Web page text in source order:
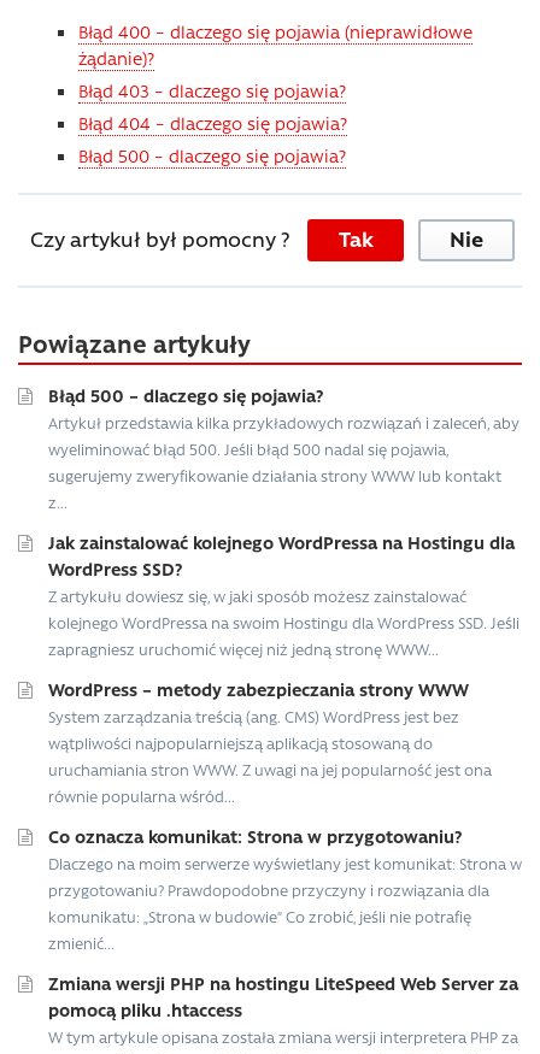
Błąd 400 – dlaczego się pojawia (nieprawidłowe
żądanie)?
Błąd 403 – dlaczego się pojawia?
Błąd 404 – dlaczego się pojawia?
Błąd 500 – dlaczego się pojawia?
Czy artykuł był pomocny ? Tak Nie
Powiązane artykuły
Błąd 500 – dlaczego się pojawia?
Artykuł przedstawia kilka przykładowych rozwiązań i zaleceń, aby
wyeliminować błąd 500. Jeśli błąd 500 nadal się pojawia,
sugerujemy zweryfikowanie działania strony WWW lub kontakt
z...
Jak zainstalować kolejnego WordPressa na Hostingu dla
WordPress SSD?
Z artykułu dowiesz się, w jaki sposób możesz zainstalować
kolejnego WordPressa na swoim Hostingu dla WordPress SSD. Jeśli
zapragniesz uruchomić więcej niż jedną stronę WWW...
WordPress – metody zabezpieczania strony WWW
System zarządzania treścią (ang. CMS) WordPress jest bez
wątpliwości najpopularniejszą aplikacją stosowaną do
uruchamiania stron WWW. Z uwagi na jej popularność jest ona
równie popularna wśród...
Co oznacza komunikat: Strona w przygotowaniu?
Dlaczego na moim serwerze wyświetlany jest komunikat: Strona w
przygotowaniu? Prawdopodobne przyczyny i rozwiązania dla
komunikatu: „Strona w budowie” Co zrobić, jeśli nie potrafię
zmienić...
Zmiana wersji PHP na hostingu LiteSpeed ​​Web Server za
pomocą pliku .htaccess
W tym artykule opisana została zmiana wersji interpretera PHP za